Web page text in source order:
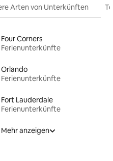
Arten von Unterkünften
Four Corners
Ferienunterkünfte
Orlando
Ferienunterkünfte
Fort Lauderdale
Ferienunterkünfte
Mehr anzeigen